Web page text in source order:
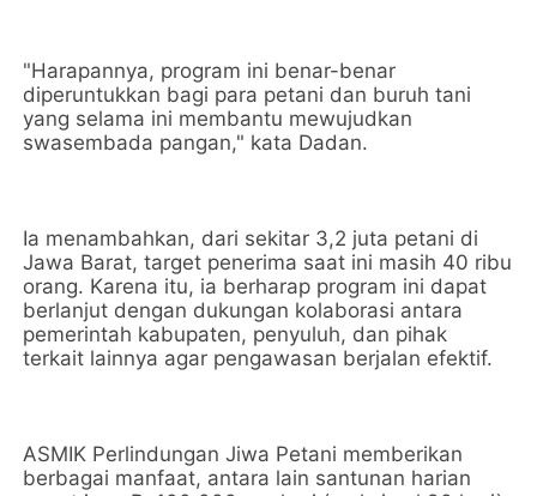
‎"Harapannya, program ini benar-benar
diperuntukkan bagi para petani dan buruh tani
yang selama ini membantu mewujudkan
swasembada pangan," kata Dadan.
‎Ia menambahkan, dari sekitar 3,2 juta petani di
Jawa Barat, target penerima saat ini masih 40 ribu
orang. Karena itu, ia berharap program ini dapat
berlanjut dengan dukungan kolaborasi antara
pemerintah kabupaten, penyuluh, dan pihak
terkait lainnya agar pengawasan berjalan efektif.
‎ASMIK Perlindungan Jiwa Petani memberikan
berbagai manfaat, antara lain santunan harian